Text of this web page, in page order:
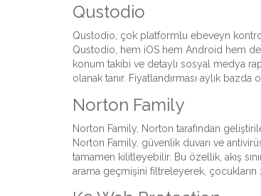
Qustodio
Qustodio çok platformlu ebeveyn kontrol
Qustodio, hem iOS hem Android hem de
konum takibi ve detaylı sosyal medya
olanak tanır. Fiyatlandırması aylık
Norton Family
Norton Family Norton tarafından
Norton Family, güvenlik duvarı ve
tamamen kilitleyebilir. Bu özellik, akış
arama geçmişini filtreleyerek, çocukların